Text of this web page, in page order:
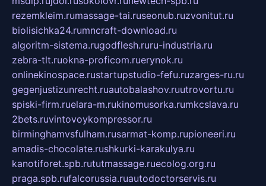
rezemkleim.rumassage-tai.ruseonub.ruzvonitut.ru
biolisichka24.rumncraft-download.ru
algoritm-sistema.rugodflesh.ruru-industria.ru
zebra-tlt.ruokna-proficom.ruerynok.ru
onlinekinospace.rustartupstudio-fefu.ruzarges-ru.ru
gegenjustizunrecht.ruautobalashov.ruutrovortu.ru
spiski-firm.ruelara-m.rukinomusorka.rumkcslava.ru
2bets.ruvintovoykompressor.ru
birminghamvsfulham.rusarmat-komp.rupioneeri.ru
amadis-chocolate.rushkurki-karakulya.ru
kanotiforet.spb.rututmassage.ruecolog.org.ru
praga.spb.rufalcorussia.ruautodoctorservis.ru